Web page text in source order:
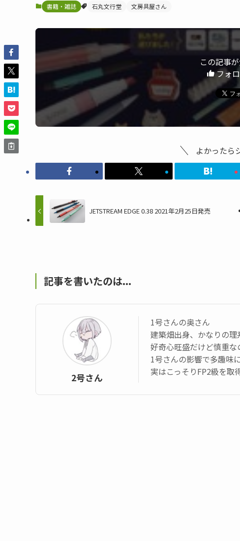
書籍・雑誌 石丸文行堂 文房具屋さん
この記事
フォロ
よかったら
JETSTREAM EDGE 0.38 2021年2月25日発売
記事を書いたのは...
2号さん
1号さんの奥さん
建築畑出身、かなりの
好奇心旺盛だけど慎重
1号さんの影響で多趣味
実はこっそりFP2級を取